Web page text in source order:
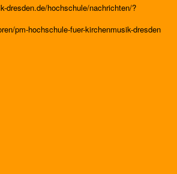
dresden.de/hochschule/nachrichten/?
pm-hochschule-fuer-kirchenmusik-dresden